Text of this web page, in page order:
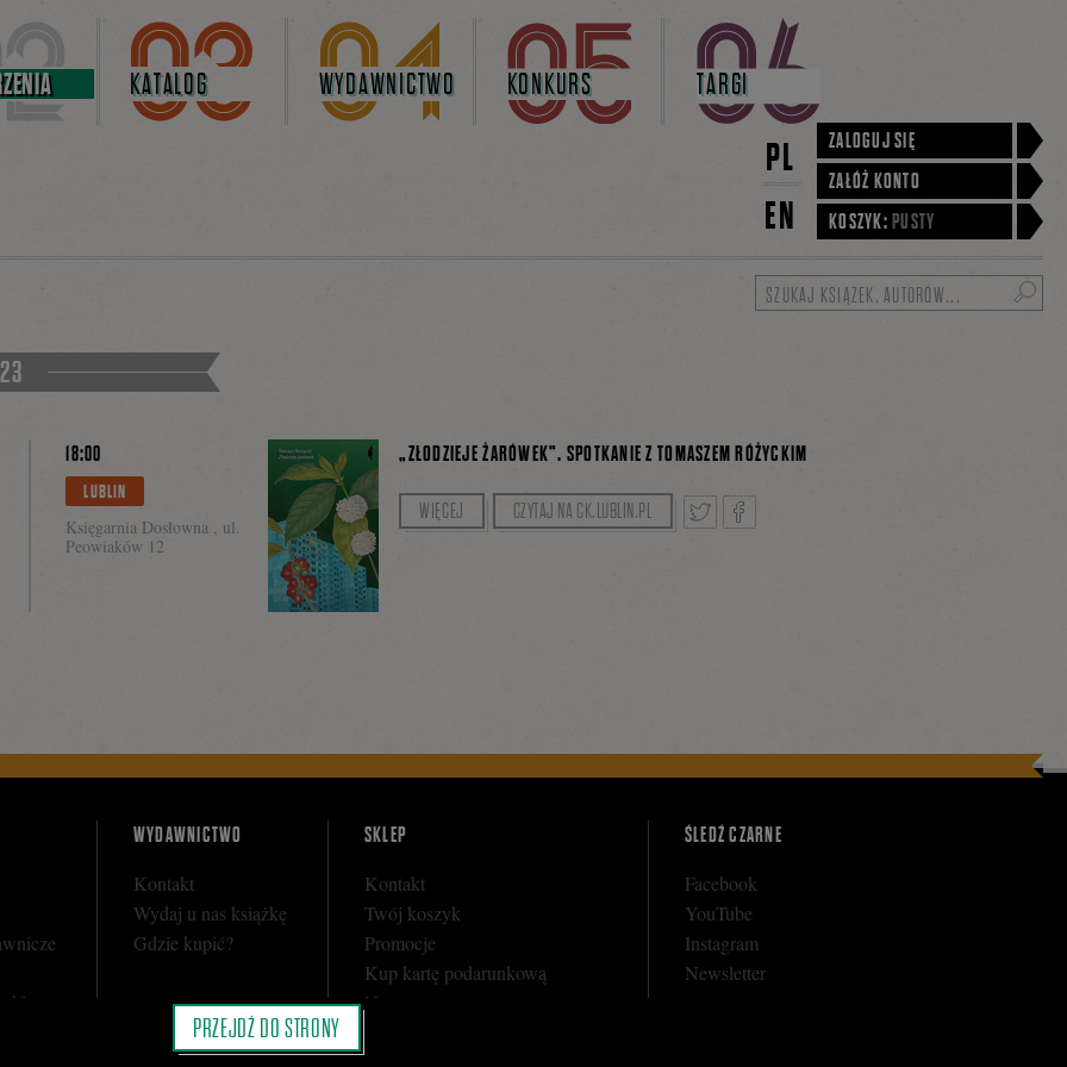
KATALOG WYDAWNICTWO KONKURS TARGI
PL
EN
ZALOGUJ SIĘ
ZAŁÓŻ KONTO
KOSZYK: PUSTY
18:00
LUBLIN
Księgarnia Dosłowna , ul.
Peowiaków 12
„ZŁODZIEJE ŻARÓWEK”. SPOTKANIE Z TOMASZEM RÓŻYCKIM
Prowadzenie: Rafał Rutkowski.
WIĘCEJ CZYTAJ NA CK.LUBLIN.PL
WYDAWNICTWO
Kontakt
Wydaj u nas książkę
Gdzie kupić?
SKLEP
Kontakt
Twój koszyk
Promocje
Kup kartę podarunkową
Nota prawna
Polityka prywatności
ŚLEDŹ CZARNE
Facebook
YouTube
Instagram
Newsletter
PRZEJDŹ DO STRONY